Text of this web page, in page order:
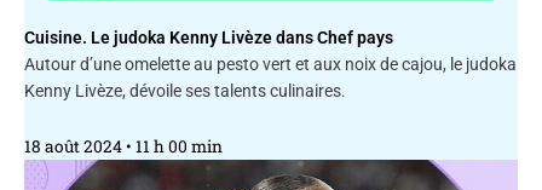
Cuisine. Le judoka Kenny Livèze dans Chef pays
Autour d’une omelette au pesto vert et aux noix de cajou, le judoka
Kenny Livèze, dévoile ses talents culinaires.
18 août 2024 11 h 00 min